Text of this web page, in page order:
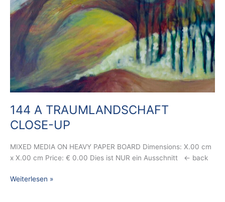
144 A TRAUMLANDSCHAFT
CLOSE-UP
MIXED MEDIA ON HEAVY PAPER BOARD Dimensions: X.00 cm
x X.00 cm Price: € 0.00 Dies ist NUR ein Ausschnitt ← back
UP
Weiterlesen »